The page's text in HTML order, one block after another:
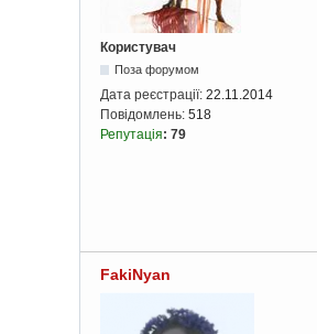
Користувач
Поза форумом
Дата реєстрації: 22.11.2014
Повідомлень: 518
Репутація: 79
FakiNyan